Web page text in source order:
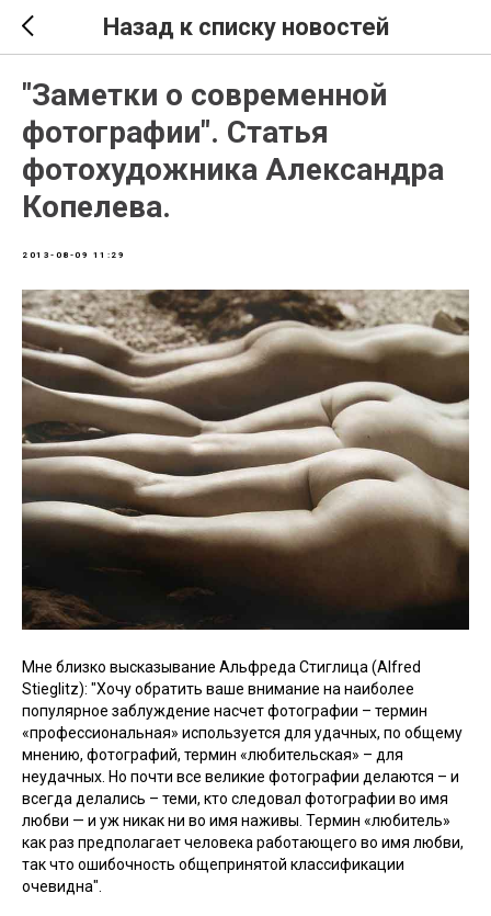
Назад к списку новостей
"Заметки о современной
фотографии". Статья
фотохудожника Александра
Копелева.
2013-08-09 11:29
Мне близко высказывание Альфреда Стиглица (Alfred
Stieglitz): "Хочу обратить ваше внимание на наиболее
популярное заблуждение насчет фотографии – термин
«профессиональная» используется для удачных, по общему
мнению, фотографий, термин «любительская» – для
неудачных. Но почти все великие фотографии делаются – и
всегда делались – теми, кто следовал фотографии во имя
любви — и уж никак ни во имя наживы. Термин «любитель»
как раз предполагает человека работающего во имя любви,
так что ошибочность общепринятой классификации
очевидна".